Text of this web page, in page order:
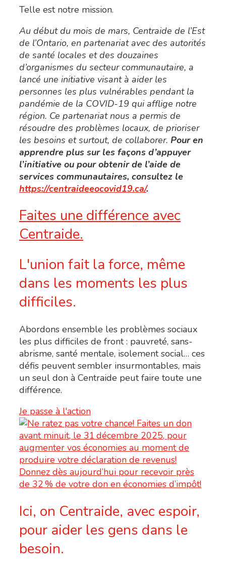
Telle est notre mission.
Au début du mois de mars, Centraide de l’Est
de l’Ontario, en partenariat avec des autorités
de santé locales et des douzaines
d’organismes du secteur communautaire, a
lancé une initiative visant à aider les
personnes les plus vulnérables pendant la
pandémie de la COVID-19 qui afflige notre
région. Ce partenariat nous a permis de
résoudre des problèmes locaux, de prioriser
les besoins et surtout, de collaborer. Pour en
apprendre plus sur les façons d’appuyer
l’initiative ou pour obtenir de l’aide de
services communautaires, consultez le
https://centraideeocovid19.ca/.
Faites une différence avec
Centraide.
L'union fait la force, même
dans les moments les plus
difficiles.
Abordons ensemble les problèmes sociaux
les plus difficiles de front : pauvreté, sans-
abrisme, santé mentale, isolement social… ces
défis peuvent sembler insurmontables, mais
un seul don à Centraide peut faire toute une
différence.
Je passe à l'action
Ici, on Centraide, avec espoir,
pour aider les gens dans le
besoin.